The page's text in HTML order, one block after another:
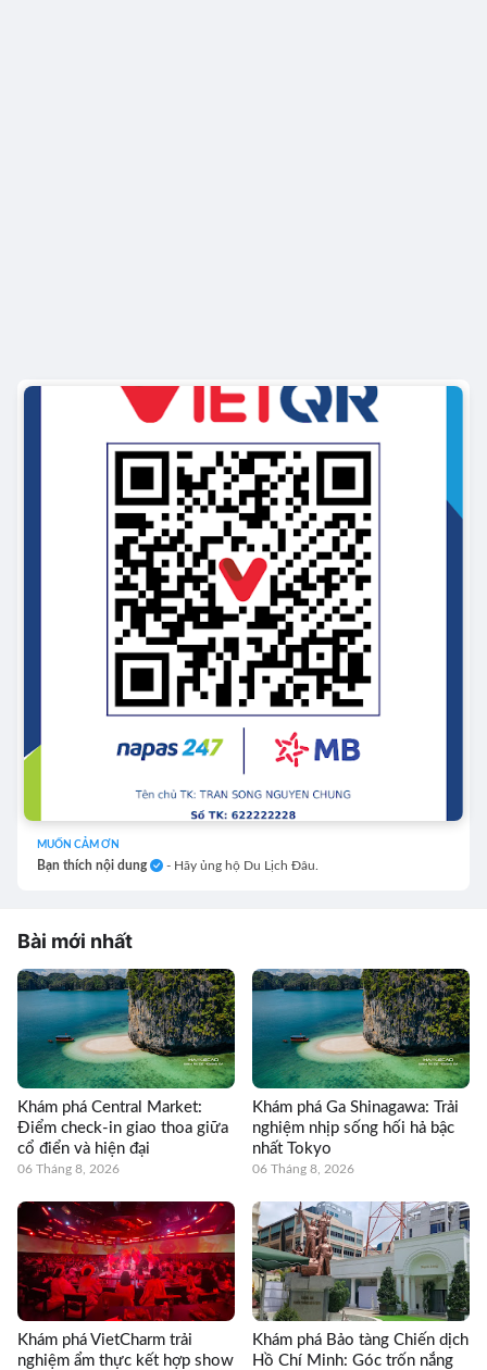
MUỐN CẢM ƠN
Bạn thích nội dung - Hãy ủng hộ Du Lịch Đâu.
Bài mới nhất
Khám phá Central Market:
Điểm check-in giao thoa giữa
cổ điển và hiện đại
06 Tháng 8, 2026
Khám phá Ga Shinagawa: Trải
nghiệm nhịp sống hối hả bậc
nhất Tokyo
06 Tháng 8, 2026
Khám phá VietCharm trải
nghiệm ẩm thực kết hợp show
Khám phá Bảo tàng Chiến dịch
Hồ Chí Minh: Góc trốn nắng